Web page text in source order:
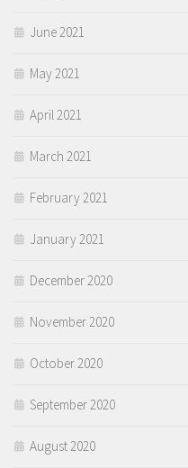
June 2021
May 2021
April 2021
March 2021
February 2021
January 2021
December 2020
November 2020
October 2020
September 2020
August 2020